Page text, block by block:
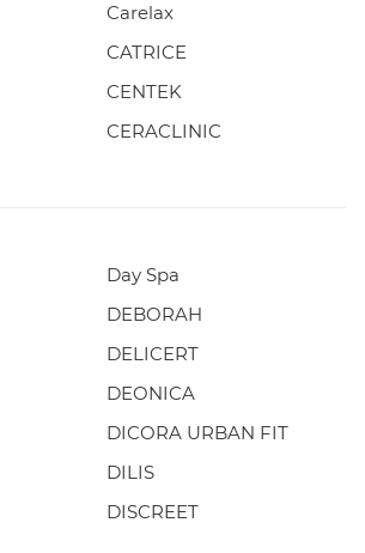
Carelax
CATRICE
CENTEK
CERACLINIC
Day Spa
DEBORAH
DELICERT
DEONICA
DICORA URBAN FIT
DILIS
DISCREET